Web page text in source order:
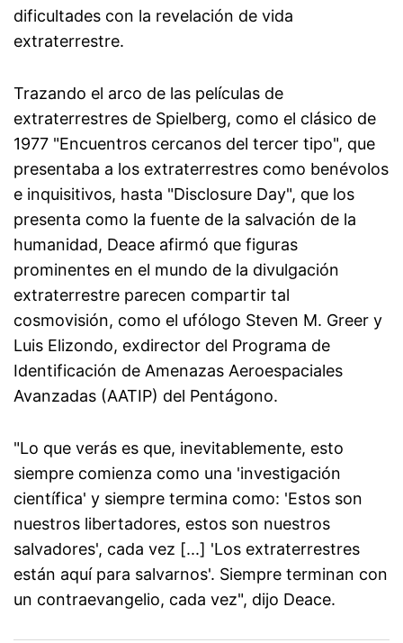
dificultades con la revelación de vida
extraterrestre.
Trazando el arco de las películas de
extraterrestres de Spielberg, como el clásico de
1977 "Encuentros cercanos del tercer tipo", que
presentaba a los extraterrestres como benévolos
e inquisitivos, hasta "Disclosure Day", que los
presenta como la fuente de la salvación de la
humanidad, Deace afirmó que figuras
prominentes en el mundo de la divulgación
extraterrestre parecen compartir tal
cosmovisión, como el ufólogo Steven M. Greer y
Luis Elizondo, exdirector del Programa de
Identificación de Amenazas Aeroespaciales
Avanzadas (AATIP) del Pentágono.
"Lo que verás es que, inevitablemente, esto
siempre comienza como una 'investigación
científica' y siempre termina como: 'Estos son
nuestros libertadores, estos son nuestros
salvadores', cada vez [...] 'Los extraterrestres
están aquí para salvarnos'. Siempre terminan con
un contraevangelio, cada vez", dijo Deace.